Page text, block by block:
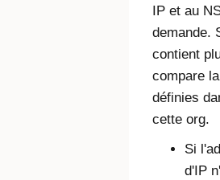
IP et au
demande.
contient
compare
définies
cette org.
Si
d'IP